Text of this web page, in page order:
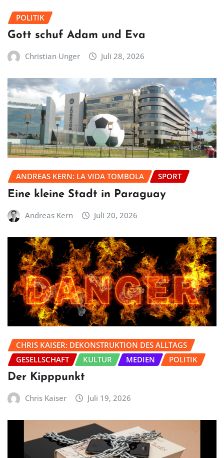
POLITIK
Gott schuf Adam und Eva
Christian Unger Juli 28, 2026
ANDREAS KERN: LA VIDA TOMBOLA SPORT
Eine kleine Stadt in Paraguay
Andreas Kern Juli 20, 2026
CHRIS KAISER: DEKONSTRUKTION DES ALLTAGS
GESELLSCHAFT
KULTUR MEDIEN POLITIK
Der Kipppunkt
Chris Kaiser Juli 19, 2026